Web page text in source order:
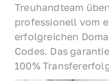
Treuhandteam
professionell vom
erfolgreichen
Codes. Das
100%